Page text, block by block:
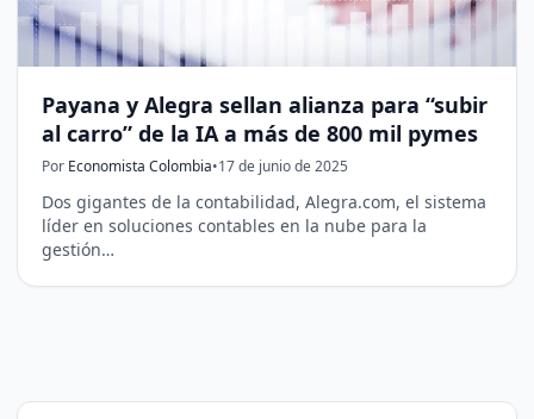
Payana y Alegra sellan alianza para “subir
al carro” de la IA a más de 800 mil pymes
Por Economista Colombia•17 de junio de 2025
Dos gigantes de la contabilidad, Alegra.com, el sistema
líder en soluciones contables en la nube para la
gestión…